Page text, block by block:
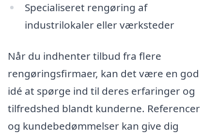
Specialiseret rengøring af
industrilokaler eller værksteder
Når du indhenter tilbud fra flere
rengøringsfirmaer, kan det være en god
idé at spørge ind til deres erfaringer og
tilfredshed blandt kunderne. Referencer
og kundebedømmelser kan give dig